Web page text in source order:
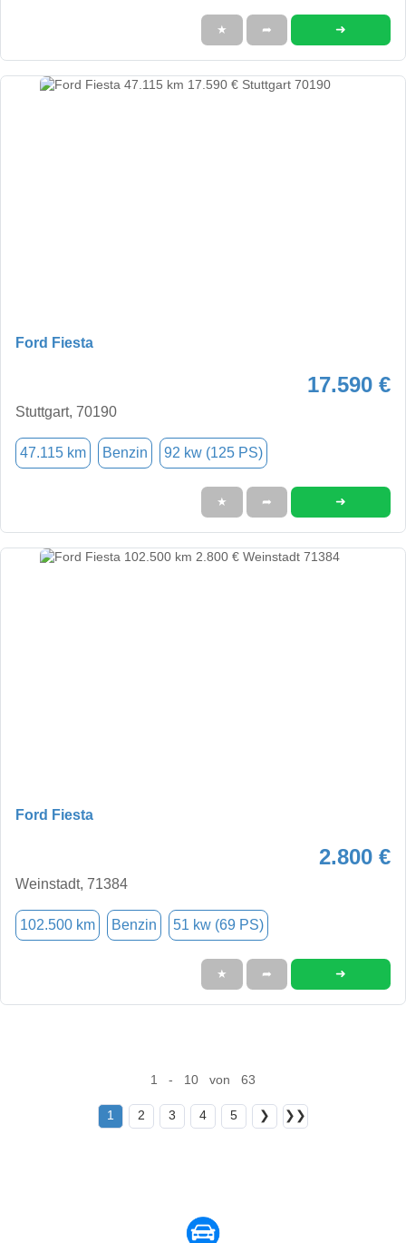
★ ➦ ➜
Ford Fiesta
17.590 €
Stuttgart, 70190
47.115 km Benzin 92 kw (125 PS)
★ ➦ ➜
Ford Fiesta
2.800 €
Weinstadt, 71384
102.500 km Benzin 51 kw (69 PS)
★ ➦ ➜
1 - 10 von 63
1 2 3 4 5 ❯ ❯❯